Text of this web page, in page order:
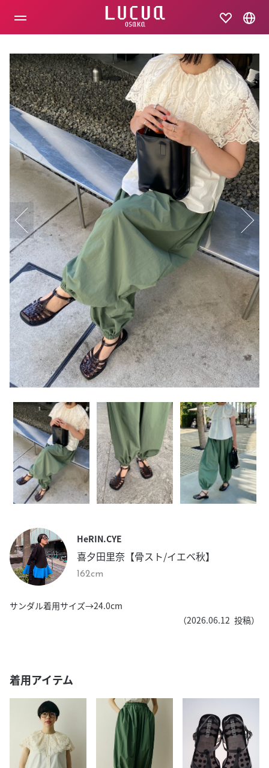
HeRIN.CYE
喜夕田里奈【骨スト/イエベ秋】
162cm
サンダル着用サイズ→24.0cm
（2026.06.12 投稿）
着用アイテム